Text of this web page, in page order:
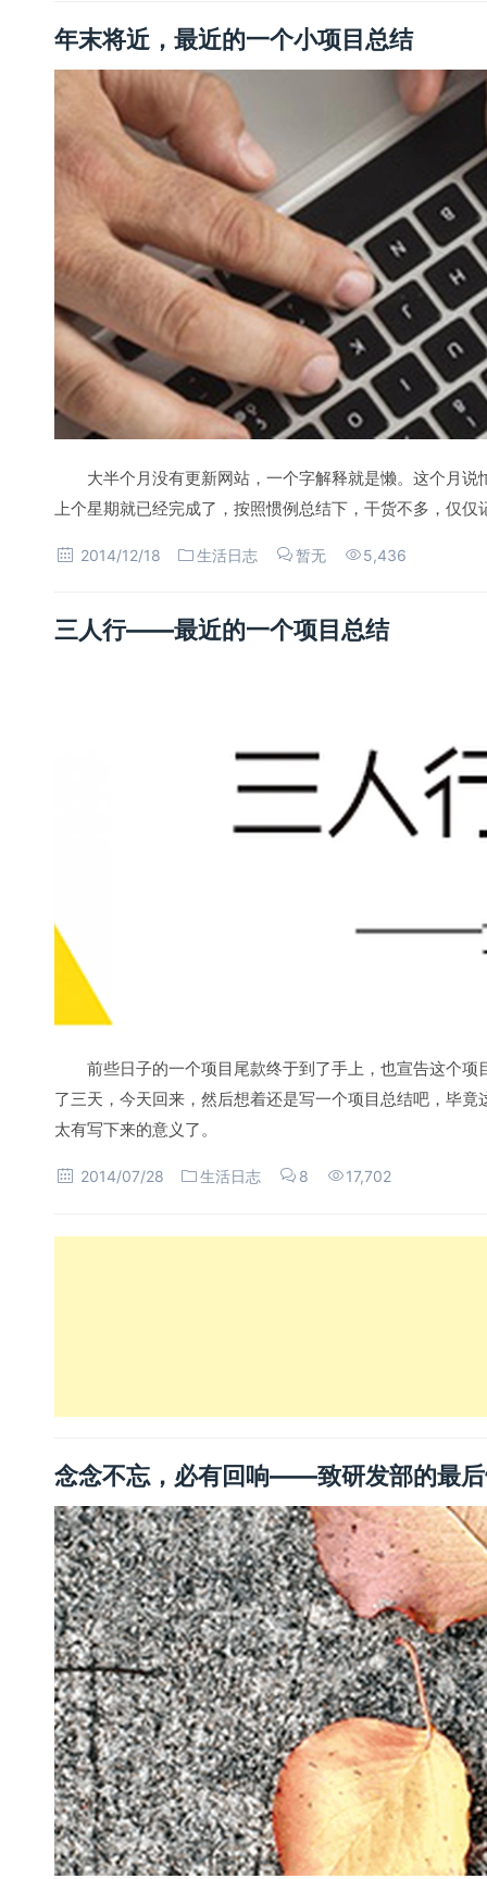
年末将近，最近的一个小项目总结
大半个月没有更新网站，一个字解释就是懒。这个月
上个星期就已经完成了，按照惯例总结下，干货不多，仅仅
2014/12/18 生活日志 暂无 5,436
三人行——最近的一个项目总结
前些日子的一个项目尾款终于到了手上，也宣告这个
了三天，今天回来，然后想着还是写一个项目总结吧，毕
太有写下来的意义了。
2014/07/28 生活日志 8 17,702
念念不忘，必有回响——致研发部的最